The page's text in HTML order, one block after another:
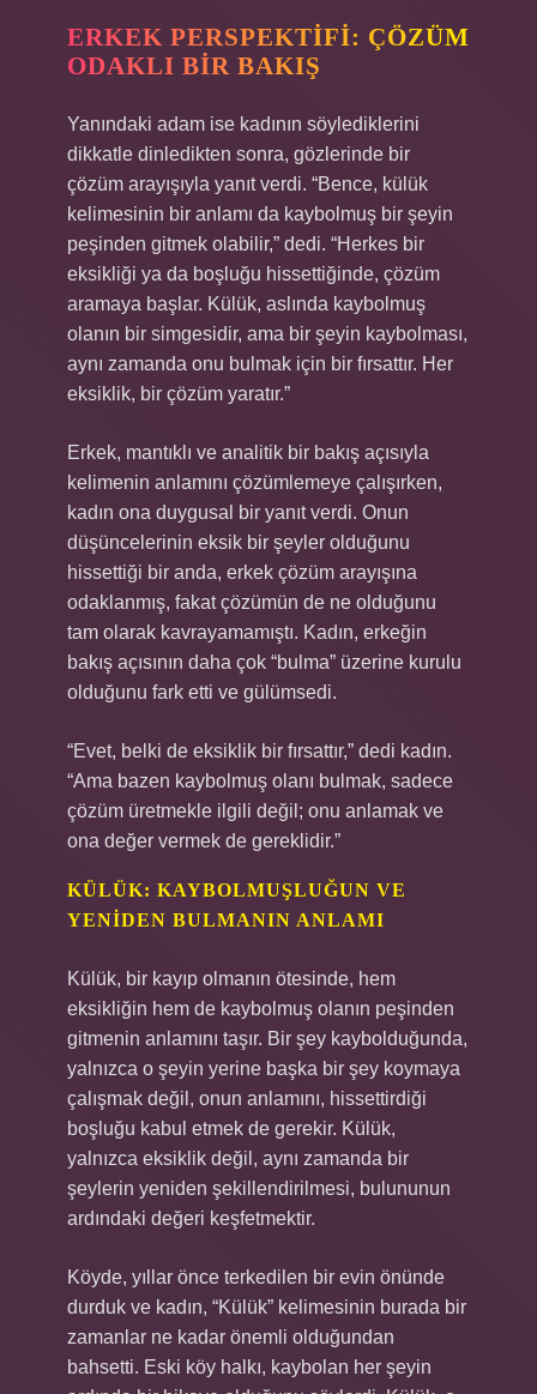
ERKEK PERSPEKTIFI: ÇÖZÜM
ODAKLI BIR BAKIŞ
Yanındaki adam ise kadının söylediklerini
dikkatle dinledikten sonra, gözlerinde bir
çözüm arayışıyla yanıt verdi. “Bence, külük
kelimesinin bir anlamı da kaybolmuş bir şeyin
peşinden gitmek olabilir,” dedi. “Herkes bir
eksikliği ya da boşluğu hissettiğinde, çözüm
aramaya başlar. Külük, aslında kaybolmuş
olanın bir simgesidir, ama bir şeyin kaybolması,
aynı zamanda onu bulmak için bir fırsattır. Her
eksiklik, bir çözüm yaratır.”
Erkek, mantıklı ve analitik bir bakış açısıyla
kelimenin anlamını çözümlemeye çalışırken,
kadın ona duygusal bir yanıt verdi. Onun
düşüncelerinin eksik bir şeyler olduğunu
hissettiği bir anda, erkek çözüm arayışına
odaklanmış, fakat çözümün de ne olduğunu
tam olarak kavrayamamıştı. Kadın, erkeğin
bakış açısının daha çok “bulma” üzerine kurulu
olduğunu fark etti ve gülümsedi.
“Evet, belki de eksiklik bir fırsattır,” dedi kadın.
“Ama bazen kaybolmuş olanı bulmak, sadece
çözüm üretmekle ilgili değil; onu anlamak ve
ona değer vermek de gereklidir.”
KÜLÜK: KAYBOLMUŞLUĞUN VE
YENIDEN BULMANIN ANLAMI
Külük, bir kayıp olmanın ötesinde, hem
eksikliğin hem de kaybolmuş olanın peşinden
gitmenin anlamını taşır. Bir şey kaybolduğunda,
yalnızca o şeyin yerine başka bir şey koymaya
çalışmak değil, onun anlamını, hissettirdiği
boşluğu kabul etmek de gerekir. Külük,
yalnızca eksiklik değil, aynı zamanda bir
şeylerin yeniden şekillendirilmesi, bulununun
ardındaki değeri keşfetmektir.
Köyde, yıllar önce terkedilen bir evin önünde
durduk ve kadın, “Külük” kelimesinin burada bir
zamanlar ne kadar önemli olduğundan
bahsetti. Eski köy halkı, kaybolan her şeyin